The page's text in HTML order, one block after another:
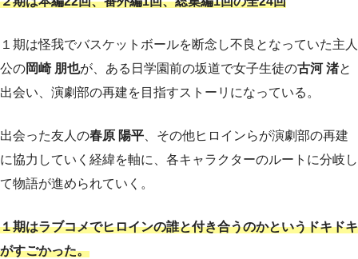
１期は怪我でバスケットボールを断念し不良となっていた主人
公の岡崎 朋也が、ある日学園前の坂道で女子生徒の古河 渚と
出会い、演劇部の再建を目指すストーリになっている。
出会った友人の春原 陽平 、その他ヒロインらが演劇部の再建
に協力していく経緯を軸に、各キャラクターのルートに分岐し
て物語が進められていく。
１期はラブコメでヒロインの誰と付き合うのかというドキドキ
がすごかった。